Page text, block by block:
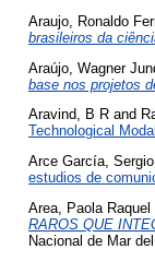
Araujo, Ronaldo
brasileiros da
Araújo, Wagner
base nos projetos
Aravind, B R and
Technological
Arce García, Sergio
estudios de
Area, Paola Raquel
RAROS QUE
Nacional de Mar